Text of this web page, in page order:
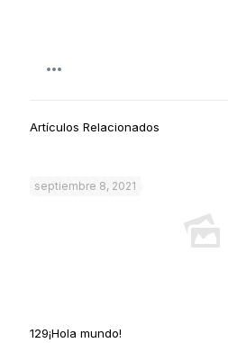
Artículos Relacionados
septiembre 8, 2021
129¡Hola mundo!